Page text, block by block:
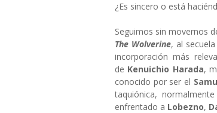
¿Es sincero o está
Seguimos sin movernos
The Wolverine, al
incorporación más
de Kenuichio Harada,
conocido por ser el
taquiónica,
enfrentado a Lobezno,